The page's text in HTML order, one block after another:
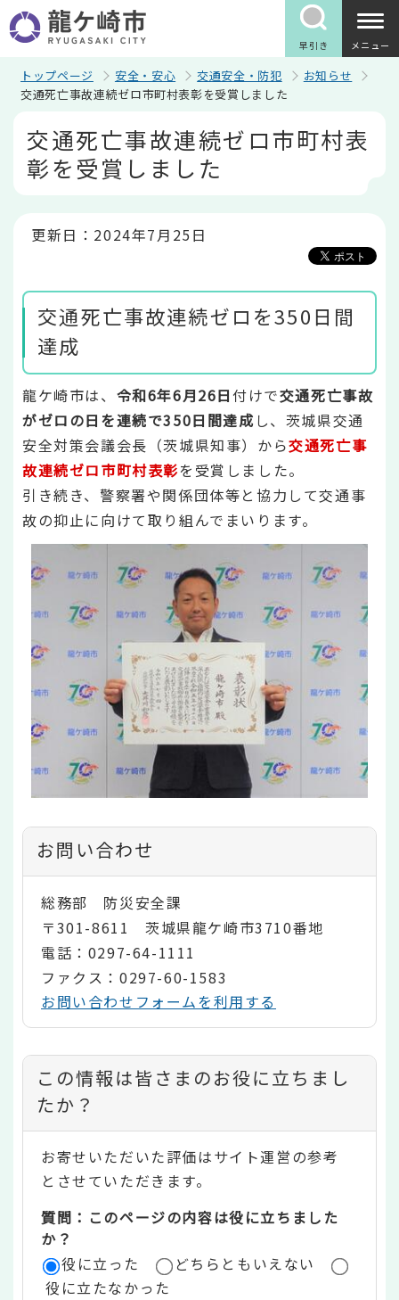
の
ペ
早引き メニュー
トップページ 安全・安心 交通安全・防犯
お知らせ
交通死亡事故連続ゼロ市町村表彰を受賞しました
交通死亡事故連続ゼロ市町村表
彰を受賞しました
更新日：2024年7月25日
交通死亡事故連続ゼロを350日間
達成
龍ケ崎市は、 令和6年6月26日 付けで交通死亡事故
がゼロの日を連続で350日間達成し、茨城県交通
安全対策会議会長（茨城県知事）から交通死亡事
故連続ゼロ市町村表彰を受賞しました。
引き続き、警察署や関係団体等と協力して交通事
故の抑止に向けて取り組んでまいります。
お問い合わせ
総務部 防災安全課
〒301-8611 茨城県龍ケ崎市3710番地
電話：0297-64-1111
ファクス：0297-60-1583
お問い合わせフォームを利用する
コ
ン
テ
ン
ツ
評
価
この情報は皆さまのお役に立ちまし
たか？
お寄せいただいた評価はサイト運営の参考
とさせていただきます。
質問：このページの内容は役に立ちました
か？
役に立った
どちらともいえない
役に立たなかった